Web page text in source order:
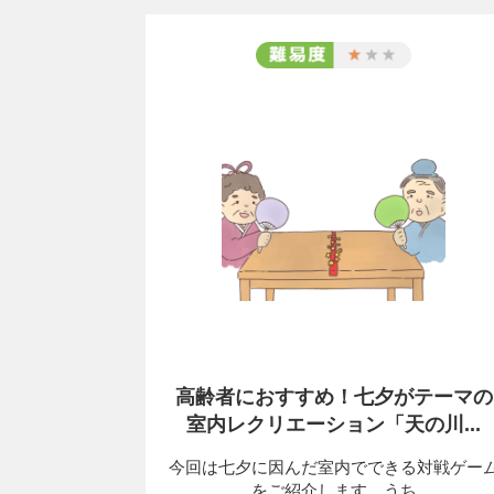
高齢者におすすめ！七夕がテーマの
室内レクリエーション「天の川...
今回は七夕に因んだ室内でできる対戦ゲー